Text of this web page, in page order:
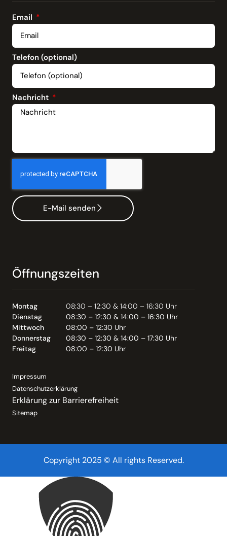
Email
Telefon (optional)
Nachricht
E-Mail senden
Öffnungszeiten
Montag
08:30 – 12:30 & 14:00 – 16:30 Uhr
Dienstag
08:30 – 12:30 & 14:00 – 16:30 Uhr
Mittwoch
08:00 – 12:30 Uhr
Donnerstag
08:30 – 12:30 & 14:00 – 17:30 Uhr
Freitag
08:00 – 12:30 Uhr
Impressum
Datenschutzerklärung
Erklärung zur Barrierefreiheit
Sitemap
Copyright 2025 © All rights Reserved.